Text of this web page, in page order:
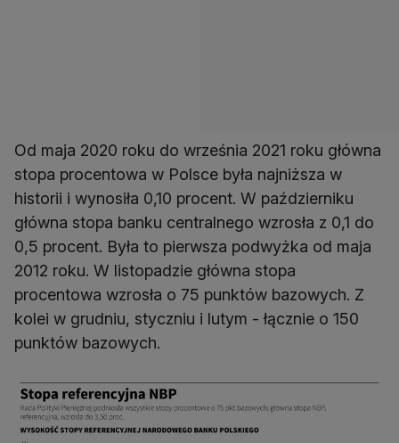
Od maja 2020 roku do września 2021 roku główna
stopa procentowa w Polsce była najniższa w
historii i wynosiła 0,10 procent. W październiku
główna stopa banku centralnego wzrosła z 0,1 do
0,5 procent. Była to pierwsza podwyżka od maja
2012 roku. W listopadzie główna stopa
procentowa wzrosła o 75 punktów bazowych. Z
kolei w grudniu, styczniu i lutym - łącznie o 150
punktów bazowych.